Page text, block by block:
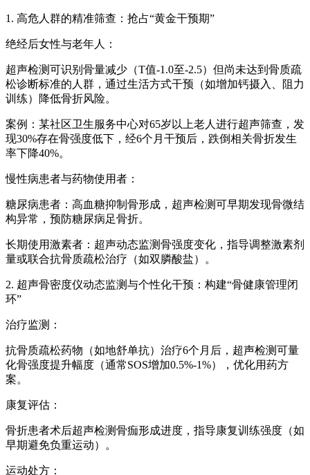
1. 高危人群的精准筛查：抢占“黄金干预期”
绝经后女性与老年人：
超声检测可识别骨量减少（T值-1.0至-2.5）但尚未达到骨质疏
松诊断标准的人群，通过生活方式干预（如增加钙摄入、阻力
训练）降低骨折风险。
案例：某社区卫生服务中心对65岁以上老人进行超声筛查，发
现30%存在骨强度低下，经6个月干预后，跌倒相关骨折发生
率下降40%。
慢性病患者与药物使用者：
糖尿病患者：高血糖抑制骨形成，超声检测可早期发现骨微结
构异常，预防糖尿病足骨折。
长期使用激素者：超声动态监测骨强度变化，指导调整激素剂
量或联合抗骨质疏松治疗（如双膦酸盐）。
2. 超声骨密度仪动态监测与个性化干预：构建“骨健康管理闭
环”
治疗监测：
抗骨质疏松药物（如地舒单抗）治疗6个月后，超声检测可量
化骨强度提升幅度（通常SOS增加0.5%-1%），优化用药方
案。
康复评估：
骨折患者术后超声检测骨痂形成进度，指导康复训练强度（如
早期避免负重运动）。
运动处方：